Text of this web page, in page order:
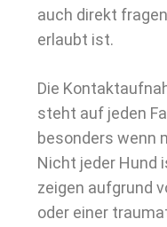
auch direkt
erlaubt ist.
Die
steht auf jeden
besonders wenn
Nicht jeder Hund
zeigen aufgrund
oder einer